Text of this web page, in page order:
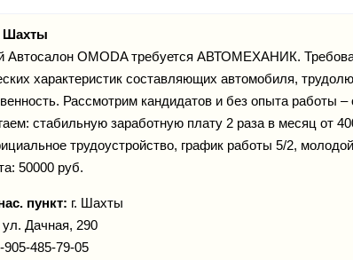
Шахты
Автосалон OMODA требуется АВТОМЕХАНИК.
характеристик составляющих автомобиля,
Рассмотрим кандидатов и без опыта работы
стабильную заработную плату 2 раза в месяц от
трудоустройство, график работы 5/2,
50000 руб.
пункт: г. Шахты
ул. Дачная, 290
905-485-79-05